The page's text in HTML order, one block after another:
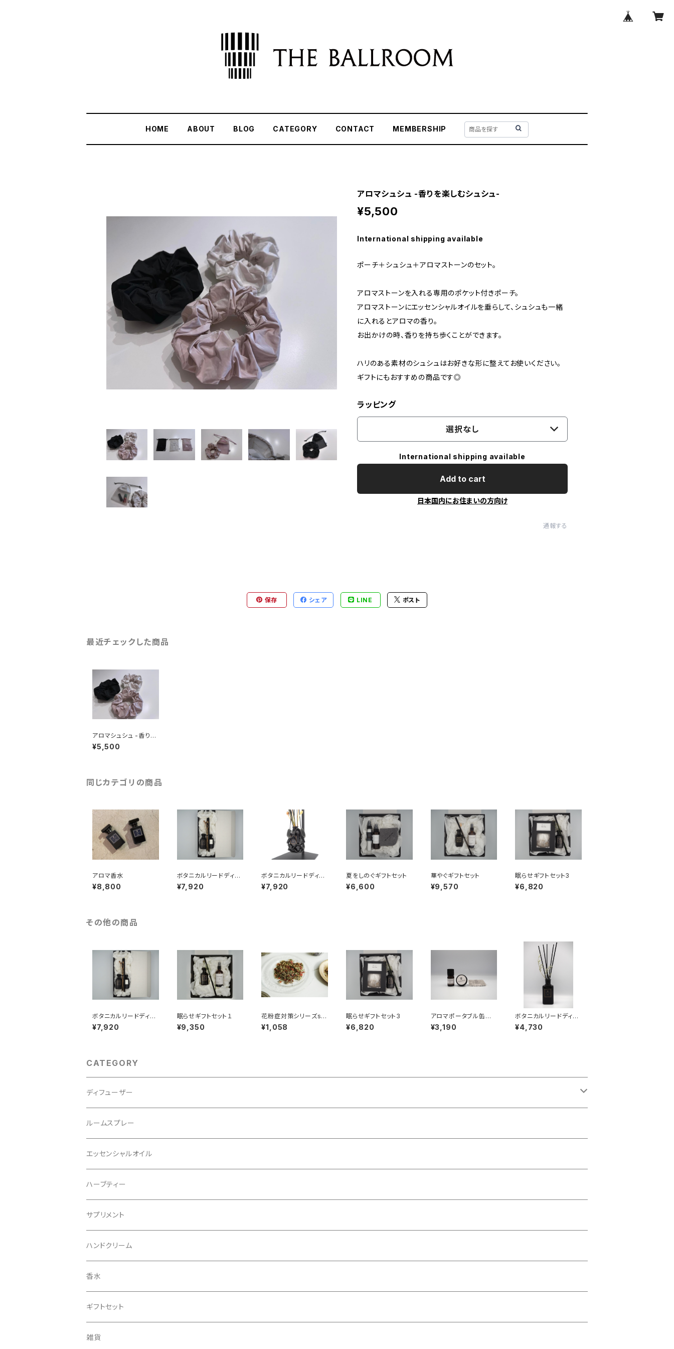
HOME ABOUT BLOG CATEGORY CONTACT MEMBERSHIP
アロマシュシュ -香りを楽しむシュシュ-
¥5,500
International shipping available
ポーチ＋シュシュ＋アロマストーンのセット。
アロマストーンを入れる専用のポケット付きポーチ。
アロマストーンにエッセンシャルオイルを垂らして、シュシュも一緒
に入れるとアロマの香り。
お出かけの時、香りを持ち歩くことができます。
ハリのある素材のシュシュはお好きな形に整えてお使いください。
ギフトにもおすすめの商品です◎
ラッピング
選択なし
International shipping available
Add to cart
日本国内にお住まいの方向け
通報する
保存 シェア LINE ポスト
最近チェックした商品
アロマシュシュ -香りを
楽しむシュシュ-
¥5,500
同じカテゴリの商品
アロマ香水
¥8,800
ボタニカルリードディフ
ューザー&リフィルギフ
トセット
¥7,920
ボタニカルリードディフ
ューザー&ボタニカルリ
ードディフューザー用レ
¥7,920
夏をしのぐギフトセット
¥6,600
華やぐギフトセット
¥9,570
眠らせギフトセット3
¥6,820
その他の商品
ボタニカルリードディフ
ューザー&リフィルギフ
トセット
¥7,920
眠らせギフトセット１
¥9,350
花粉症対策シリーズspr
ing ハーブティ―7パッ
ク
¥1,058
眠らせギフトセット3
¥6,820
アロマポータブル缶と
選べるエッセンシャルオ
イルギフトセット
¥3,190
ボタニカルリードディフ
ューザー03
¥4,730
CATEGORY
ディフューザー
レフィル
リフィル
ルームスプレー
エッセンシャルオイル
ハーブティー
サプリメント
ハンドクリーム
香水
ギフトセット
雑貨